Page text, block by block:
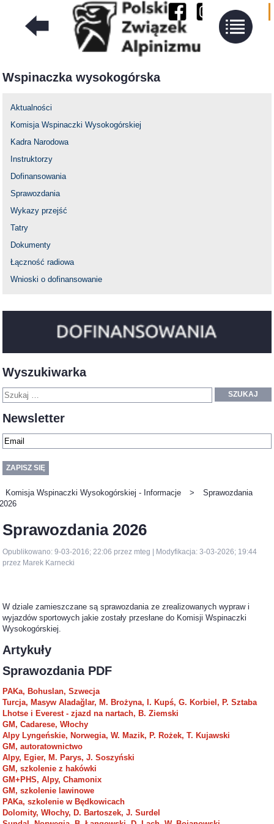
Wspinaczka wysokogórska
Aktualności
Komisja Wspinaczki Wysokogórskiej
Kadra Narodowa
Instruktorzy
Dofinansowania
Sprawozdania
Wykazy przejść
Tatry
Dokumenty
Łączność radiowa
Wnioski o dofinansowanie
Wyszukiwarka
SZUKAJ
Newsletter
Komisja Wspinaczki Wysokogórskiej - Informacje >
Sprawozdania
2026
Sprawozdania 2026
Opublikowano: 9-03-2016; 22:06 przez mteg | Modyfikacja: 3-03-2026; 19:44
przez Marek Karnecki
W dziale zamieszczane są sprawozdania ze zrealizowanych wypraw i
wyjazdów sportowych jakie zostały przesłane do Komisji Wspinaczki
Wysokogórskiej.
Artykuły
Sprawozdania PDF
PAKa, Bohuslan, Szwecja
Turcja, Masyw Aladağlar, M. Brożyna, I. Kupś, G. Korbiel, P. Sztaba
Lhotse i Everest - zjazd na nartach, B. Ziemski
GM, Cadarese, Włochy
Alpy Lyngeńskie, Norwegia, W. Mazik, P. Rożek, T. Kujawski
GM, autoratownictwo
Alpy, Egier, M. Parys, J. Soszyński
GM, szkolenie z hakówki
GM+PHS, Alpy, Chamonix
GM, szkolenie lawinowe
PAKa, szkolenie w Będkowicach
Dolomity, Włochy, D. Bartoszek, J. Surdel